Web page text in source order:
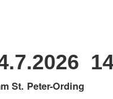
St. Peter-Ording